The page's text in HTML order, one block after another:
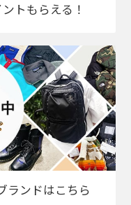
トもらえる！
ランドはこちら